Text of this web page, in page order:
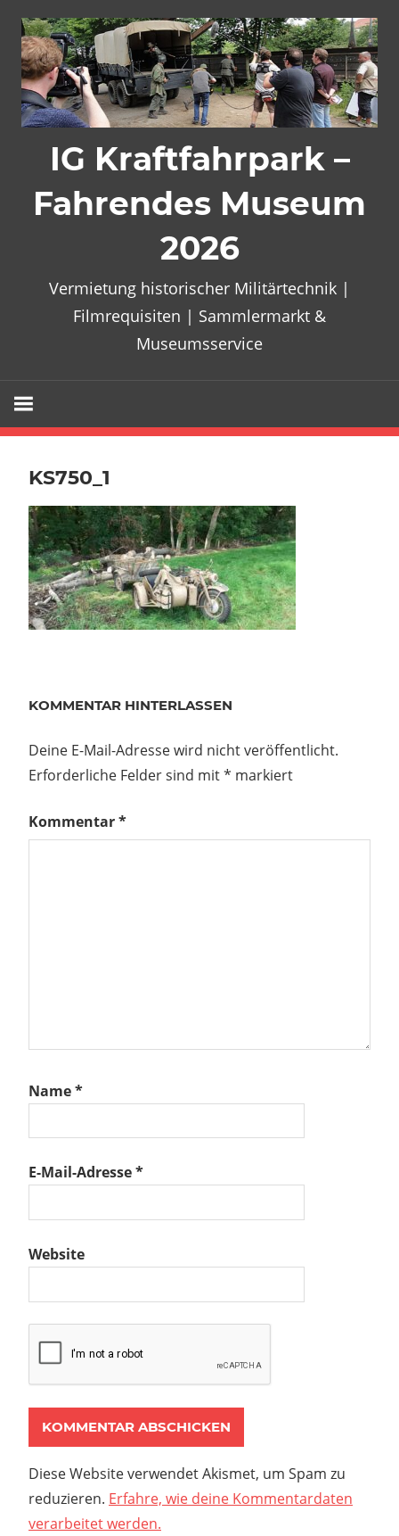
Inhalt
springen
IG Kraftfahrpark –
Fahrendes Museum
2026
Vermietung historischer Militärtechnik |
Filmrequisiten | Sammlermarkt &
Museumsservice
KS750_1
KOMMENTAR HINTERLASSEN
Deine E-Mail-Adresse wird nicht veröffentlicht.
Erforderliche Felder sind mit* markiert
Kommentar*
Name*
E-Mail-Adresse*
Website
Diese Website verwendet Akismet, um Spam zu
reduzieren. Erfahre, wie deine Kommentardaten
verarbeitet werden.